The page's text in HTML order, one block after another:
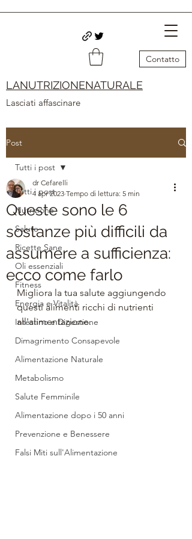
Contatto
LANUTRIZIONENATURALE
Lasciati affascinare
Post
Tutti i post
Nutrizione
Salute
Ricette Sane
Oli essenziali
Fitness
Energia e Vitalità
Intestino e Digestione
Dimagrimento Consapevole
Alimentazione Naturale
Metabolismo
Salute Femminile
Alimentazione dopo i 50 anni
Prevenzione e Benessere
Falsi Miti sull'Alimentazione
Tutti i post
Queste sono le 6
sostanze più difficili da
assumere a sufficienza:
ecco come farlo
dr Cefarelli
4 apr 2023 Tempo di lettura: 5 min
Migliora la tua salute aggiungendo
questi alimenti ricchi di nutrienti
all'alimentazione.